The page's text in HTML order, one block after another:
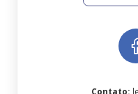
Contato: